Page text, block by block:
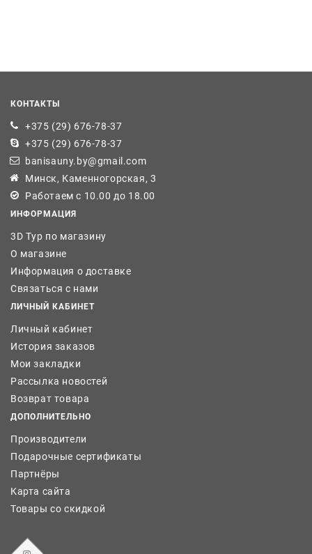
КОНТАКТЫ
+375 (29) 676-78-37
+375 (29) 676-78-37
banisauny.by@gmail.com
Минск, Каменногорская, 3
Работаем с 10.00 до 18.00
ИНФОРМАЦИЯ
3D Тур по магазину
О магазине
Информация о доставке
Связаться с нами
ЛИЧНЫЙ КАБИНЕТ
Личный кабинет
История заказов
Мои закладки
Рассылка новостей
Возврат товара
ДОПОЛНИТЕЛЬНО
Производители
Подарочные сертификаты
Партнёры
Карта сайта
Товары со скидкой